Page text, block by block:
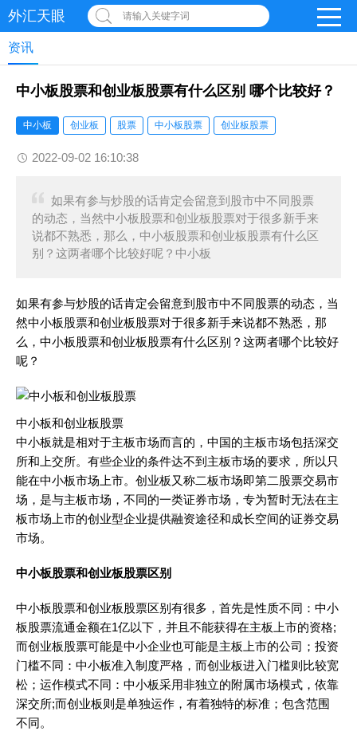
外汇天眼 请输入关键字词
资讯
中小板股票和创业板股票有什么区别 哪个比较好？
中小板 创业板 股票 中小板股票 创业板股票
2022-09-02 16:10:38
如果有参与炒股的话肯定会留意到股市中不同股票
的动态，当然中小板股票和创业板股票对于很多新手来
说都不熟悉，那么，中小板股票和创业板股票有什么区
别？这两者哪个比较好呢？中小板
如果有参与炒股的话肯定会留意到股市中不同股票的动态，当
然中小板股票和创业板股票对于很多新手来说都不熟悉，那
么，中小板股票和创业板股票有什么区别？这两者哪个比较好
呢？
中小板和创业板股票
中小板就是相对于主板市场而言的，中国的主板市场包括深交
所和上交所。有些企业的条件达不到主板市场的要求，所以只
能在中小板市场上市。创业板又称二板市场即第二股票交易市
场，是与主板市场，不同的一类证券市场，专为暂时无法在主
板市场上市的创业型企业提供融资途径和成长空间的证券交易
市场。
中小板股票和创业板股票区别
中小板股票和创业板股票区别有很多，首先是性质不同：中小
板股票流通金额在1亿以下，并且不能获得在主板上市的资格;
而创业板股票可能是中小企业也可能是主板上市的公司；投资
门槛不同：中小板准入制度严格，而创业板进入门槛则比较宽
松；运作模式不同：中小板采用非独立的附属市场模式，依靠
深交所;而创业板则是单独运作，有着独特的标准；包含范围
不同。